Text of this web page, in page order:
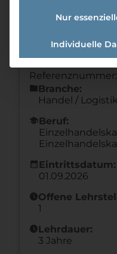
Details zur
Referenznummer:
folderBranche:
Handel /
schoolBeruf:
calendar_month Eintrittsdatum:
01.09.2026
scheduleOffene
1
scheduleLehrdauer:
3 Jahre
Nur
Individuelle